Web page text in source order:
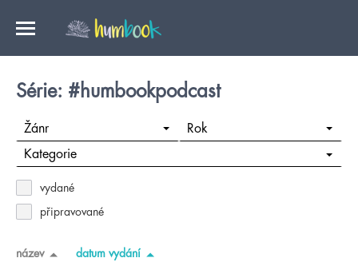
Série: #humbookpodcast
Žánr Rok
Kategorie
vydané
připravované
název datum vydání